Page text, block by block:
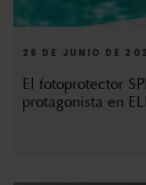
26 DE JUNIO DE
El fotoprotector
protagonista en